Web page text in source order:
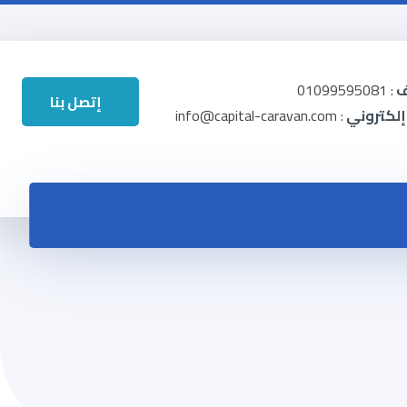
إتصل بنا
: 01099595081
: info@capital-caravan.com